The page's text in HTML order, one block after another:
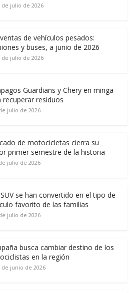
de julio de 2026
de vehículos pesados:
y buses, a junio de 2026
de julio de 2026
Guardians y Chery en minga
recuperar residuos
julio de 2026
de motocicletas cierra su
primer semestre de la historia
julio de 2026
se han convertido en el tipo de
favorito de las familias
julio de 2026
busca cambiar destino de los
en la región
de junio de 2026